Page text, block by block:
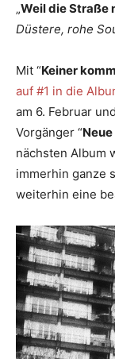
„Weil die Straße
Düstere, rohe
Mit “Keiner
auf #1 in die
am 6. Februar
Vorgänger “
nächsten Album
immerhin ganze
weiterhin eine